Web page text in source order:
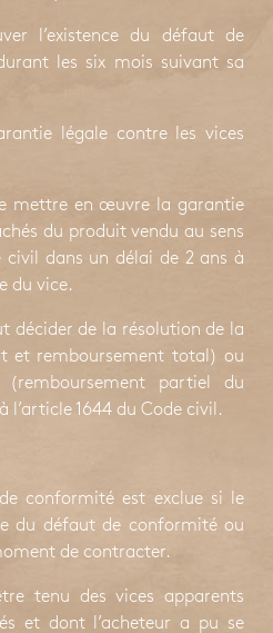
l’existence du défaut de
les six mois suivant sa
légale contre les vices
mettre en œuvre la garantie
du produit vendu au sens
civil dans un délai de 2 ans à
du vice.
décider de la résolution de la
et remboursement total) ou
partiel du
1644 du Code civil.
conformité est exclue si le
du défaut de conformité ou
de contracter.
tenu des vices apparents
et dont l’acheteur a pu se